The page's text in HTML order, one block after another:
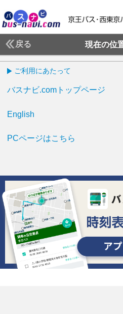
戻る 現在の位
ご利用にあたって
バスナビ.comトップページ
English
PCページはこちら